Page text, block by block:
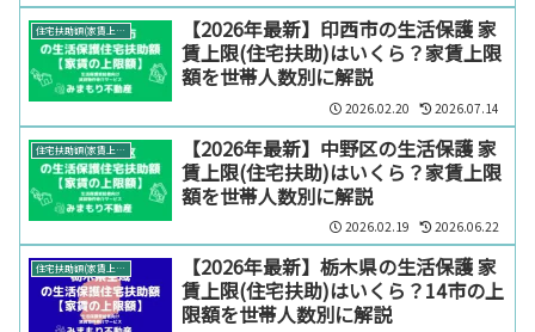
住宅扶助額(家賃上限)【エリア別】
【2026年最新】印西市の生活保護 家
賃上限(住宅扶助)はいくら？家賃上限
額を世帯人数別に解説
2026.02.20 2026.07.14
住宅扶助額(家賃上限)【エリア別】
【2026年最新】中野区の生活保護 家
賃上限(住宅扶助)はいくら？家賃上限
額を世帯人数別に解説
2026.02.19 2026.06.22
住宅扶助額(家賃上限)【エリア別】
【2026年最新】栃木県の生活保護 家
賃上限(住宅扶助)はいくら？14市の上
限額を世帯人数別に解説